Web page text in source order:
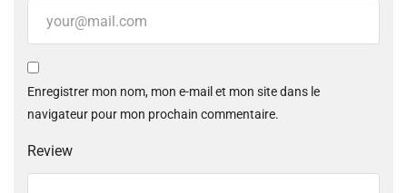
Enregistrer mon nom, mon e-mail et mon site dans le
navigateur pour mon prochain commentaire.
Review